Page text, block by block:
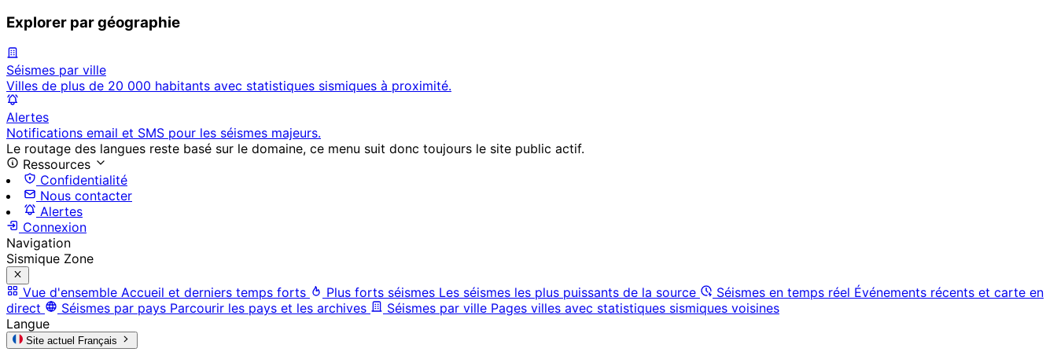
Explorer par géographie
Séismes par ville
Villes de plus de 20 000 habitants avec statistiques sismiques à proximité.
Alertes
Notifications email et SMS pour les séismes majeurs.
Le routage des langues reste basé sur le domaine, ce menu suit donc toujours le site public actif.
Ressources
Confidentialité
Nous contacter
Alertes
Connexion
Navigation
Sismique Zone
Vue d'ensemble Accueil et derniers temps forts Plus forts séismes Les séismes les plus puissants de la source Séismes en temps réel Événements récents et carte en
direct
Séismes par pays Parcourir les pays et les archives Séismes par ville Pages villes avec statistiques sismiques voisines
Langue
Site actuel Français